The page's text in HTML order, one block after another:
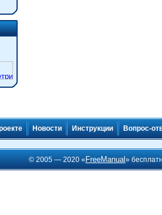
Новости Инструкции Вопрос-
© 2005 — 2020 « FreeManual»